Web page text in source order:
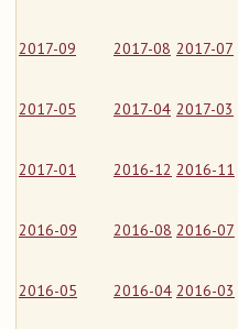
2017-09 2017-08 2017-07
2017-05 2017-04 2017-03
2017-01 2016-12 2016-11
2016-09 2016-08 2016-07
2016-05 2016-04 2016-03